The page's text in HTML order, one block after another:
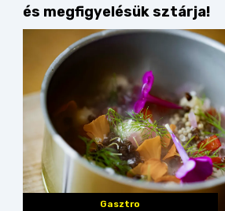
és megfigyelésük sztárja!
Gasztro